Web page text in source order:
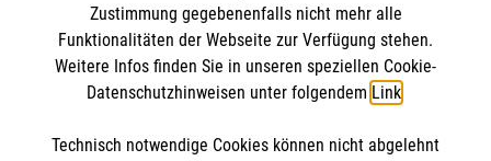
Empfänger: Malteser Hilfsdienst e.V.
Bank: Pax-Bank für Kirche und Caritas eG
IBAN: DE70370601201201206304
BIC: GENODED1PA7
So finden Sie uns
Zustimmung gegebenenfalls nicht mehr alle
Funktionalitäten der Webseite zur Verfügung stehen.
Weitere Infos finden Sie in unseren speziellen Cookie-
Datenschutzhinweisen unter folgendem Link.
Technisch notwendige Cookies können nicht abgelehnt